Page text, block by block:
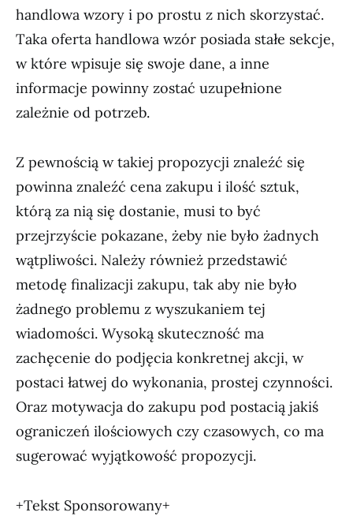
handlowa wzory i po prostu z nich skorzystać.
Taka oferta handlowa wzór posiada stałe sekcje,
w które wpisuje się swoje dane, a inne
informacje powinny zostać uzupełnione
zależnie od potrzeb.
Z pewnością w takiej propozycji znaleźć się
powinna znaleźć cena zakupu i ilość sztuk,
którą za nią się dostanie, musi to być
przejrzyście pokazane, żeby nie było żadnych
wątpliwości. Należy również przedstawić
metodę finalizacji zakupu, tak aby nie było
żadnego problemu z wyszukaniem tej
wiadomości. Wysoką skuteczność ma
zachęcenie do podjęcia konkretnej akcji, w
postaci łatwej do wykonania, prostej czynności.
Oraz motywacja do zakupu pod postacią jakiś
ograniczeń ilościowych czy czasowych, co ma
sugerować wyjątkowość propozycji.
+Tekst Sponsorowany+